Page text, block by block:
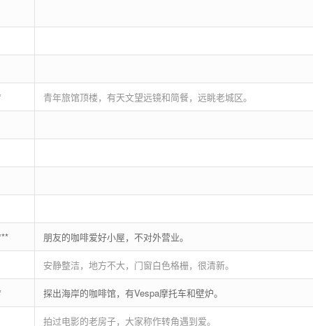
青年旅馆顶楼，有天文望远镜和简餐，远眺老城区。
朋友的咖啡爱好小屋，不对外营业。
安静整洁，地方不大，门窗白色格栅，很清新。
探出海岸的咖啡馆，有Vespa摩托车和壁炉。
拍过电影的老房子，大家称作转角遇到爱。